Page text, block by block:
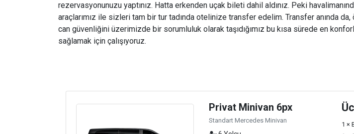
rezervasyonunuzu yaptınız. Hatta erkenden uçak bileti dahil aldınız. Peki
araçlarımız ile sizleri tam bir tur tadında otelinize transfer edelim. Transfer anında da,
can güvenliğini üzerimizde bir sorumluluk olarak taşıdığımız bu kısa sürede en
sağlamak için çalışıyoruz.
Privat Minivan 6px
Standart Mercedes Minivan
1 ×